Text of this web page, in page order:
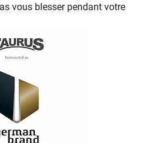
vous blesser pendant votre